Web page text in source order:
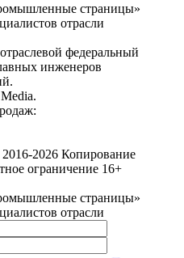
страницы»
отрасли
федеральный
инженеров
2026 Копирование
ограничение 16+
страницы»
отрасли